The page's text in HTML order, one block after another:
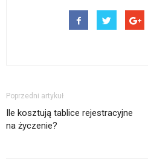
Poprzedni artykuł
Ile kosztują tablice rejestracyjne
na życzenie?